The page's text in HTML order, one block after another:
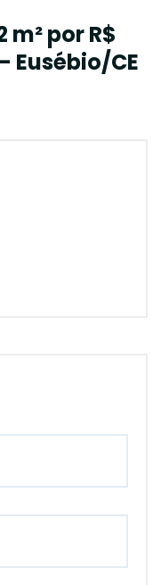
por R$
Eusébio/CE